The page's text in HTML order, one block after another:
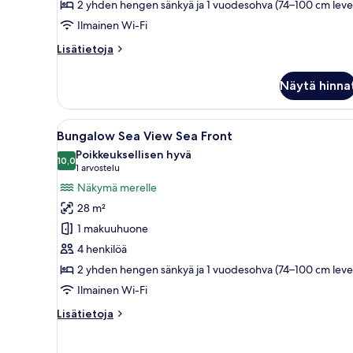
kuvat2 yhden hengen sänkyä ja 1 vuodesohva (74–100 cm
Ilmainen Wi-Fi
Lisätietoja
Lisätietoja
(Outdoor
Whirlpool
Spa)
Näytä
Avaa
kaikki
huonetyypin
Bungalow
Sea
View
Sea
Front
kuvat
Hotellihuone, jossa on
5
Bungalow Sea View Sea Front
10,010,0 kautta 10
Poikkeuksellisen hyvä
1 arvostelu
(1
arvostelu)
Näkymä merelle
28 m²
1 makuuhuone
4 henkilöä
2 yhden hengen sänkyä ja 1 vuodesohva (74–100 cm
Ilmainen Wi-Fi
Lisätietoja
Lisätietoja